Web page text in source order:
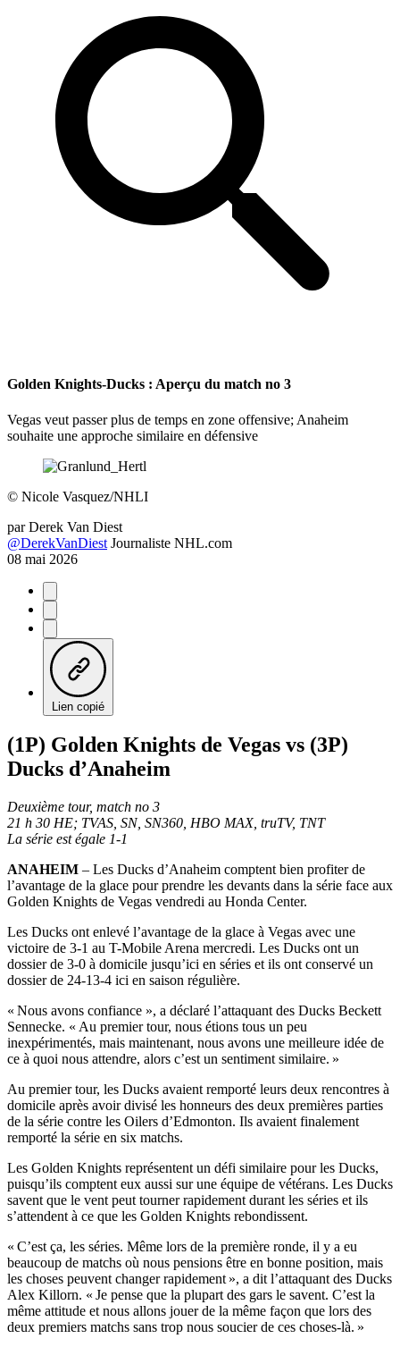
Golden Knights-Ducks : Aperçu du match no 3
Vegas veut passer plus de temps en zone offensive; Anaheim
souhaite une approche similaire en défensive
© Nicole Vasquez/NHLI
par Derek Van Diest
@DerekVanDiest Journaliste NHL.com
08 mai 2026
Lien copié
(1P) Golden Knights de Vegas vs (3P)
Ducks d’Anaheim
Deuxième tour, match no 3
21 h 30 HE; TVAS, SN, SN360, HBO MAX, truTV, TNT
La série est égale 1-1
ANAHEIM – Les Ducks d’Anaheim comptent bien profiter de
l’avantage de la glace pour prendre les devants dans la série face aux
Golden Knights de Vegas vendredi au Honda Center.
Les Ducks ont enlevé l’avantage de la glace à Vegas avec une
victoire de 3-1 au T-Mobile Arena mercredi. Les Ducks ont un
dossier de 3-0 à domicile jusqu’ici en séries et ils ont conservé un
dossier de 24-13-4 ici en saison régulière.
« Nous avons confiance », a déclaré l’attaquant des Ducks Beckett
Sennecke. « Au premier tour, nous étions tous un peu
inexpérimentés, mais maintenant, nous avons une meilleure idée de
ce à quoi nous attendre, alors c’est un sentiment similaire. »
Au premier tour, les Ducks avaient remporté leurs deux rencontres à
domicile après avoir divisé les honneurs des deux premières parties
de la série contre les Oilers d’Edmonton. Ils avaient finalement
remporté la série en six matchs.
Les Golden Knights représentent un défi similaire pour les Ducks,
puisqu’ils comptent eux aussi sur une équipe de vétérans. Les Ducks
savent que le vent peut tourner rapidement durant les séries et ils
s’attendent à ce que les Golden Knights rebondissent.
« C’est ça, les séries. Même lors de la première ronde, il y a eu
beaucoup de matchs où nous pensions être en bonne position, mais
les choses peuvent changer rapidement », a dit l’attaquant des Ducks
Alex Killorn. « Je pense que la plupart des gars le savent. C’est la
même attitude et nous allons jouer de la même façon que lors des
deux premiers matchs sans trop nous soucier de ces choses‑là. »